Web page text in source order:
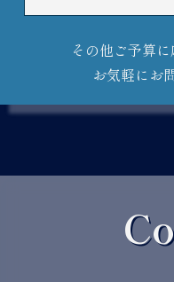
その他ご予算
お気軽にお